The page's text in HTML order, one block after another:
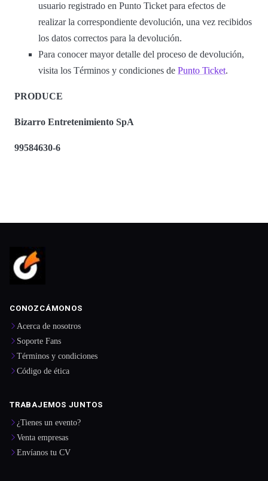
usuario registrado en Punto Ticket para efectos de
realizar la correspondiente devolución, una vez recibidos
los datos correctos para la devolución.
Para conocer mayor detalle del proceso de devolución,
visita los Términos y condiciones de Punto Ticket.
PRODUCE
Bizarro Entretenimiento SpA
99584630-6
CONOZCÁMONOS
Acerca de nosotros
Soporte Fans
Términos y condiciones
Código de ética
TRABAJEMOS JUNTOS
¿Tienes un evento?
Venta empresas
Envíanos tu CV